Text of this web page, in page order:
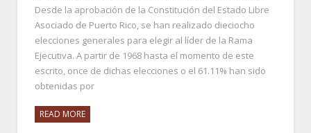
Desde la aprobación de la Constitución del Estado Libre
Asociado de Puerto Rico, se han realizado dieciocho
elecciones generales para elegir al líder de la Rama
Ejecutiva. A partir de 1968 hasta el momento de este
escrito, once de dichas elecciones o el 61.11% han sido
obtenidas por
READ MORE